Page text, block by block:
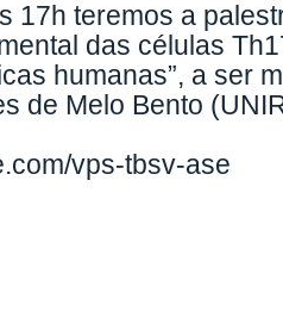
17h teremos a
das células
humanas”, a ser
de Melo Bento
vps-tbsv-ase